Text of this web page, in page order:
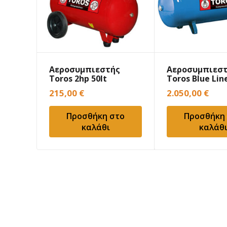
Αεροσυμπιεστής
Toros 2hp 50lt
Μονομπλόκ Λαδιού
215,00 €
Προσθήκη στο
καλάθι
Toros Blue
500lt
2.050,00 €
Προσθήκη
καλάθι